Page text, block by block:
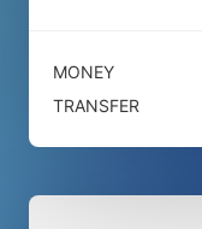
MONEY
TRANSFER